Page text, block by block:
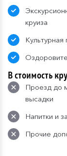
круиза
В стоимость
Проезд до
высадки
Напитки и
Прочие